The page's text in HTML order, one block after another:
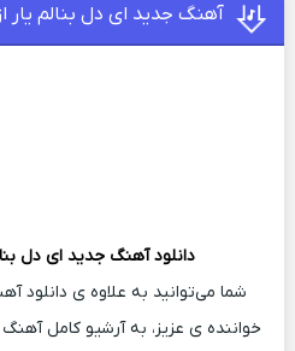
آهنگ جدید ای دل بنالم
دانلود آهنگ جدید ای دل
شما می‌توانید به علاوه ی دانلود
خواننده ی عزیز، به آرشیو کامل